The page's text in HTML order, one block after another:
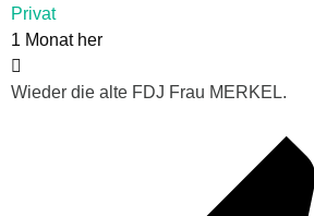
Privat
1 Monat her
Wieder die alte FDJ Frau MERKEL.